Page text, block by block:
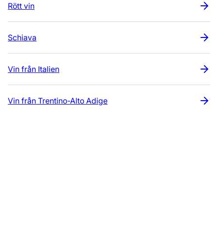
Rött vin
Schiava
Vin från Italien
Vin från Trentino-Alto Adige